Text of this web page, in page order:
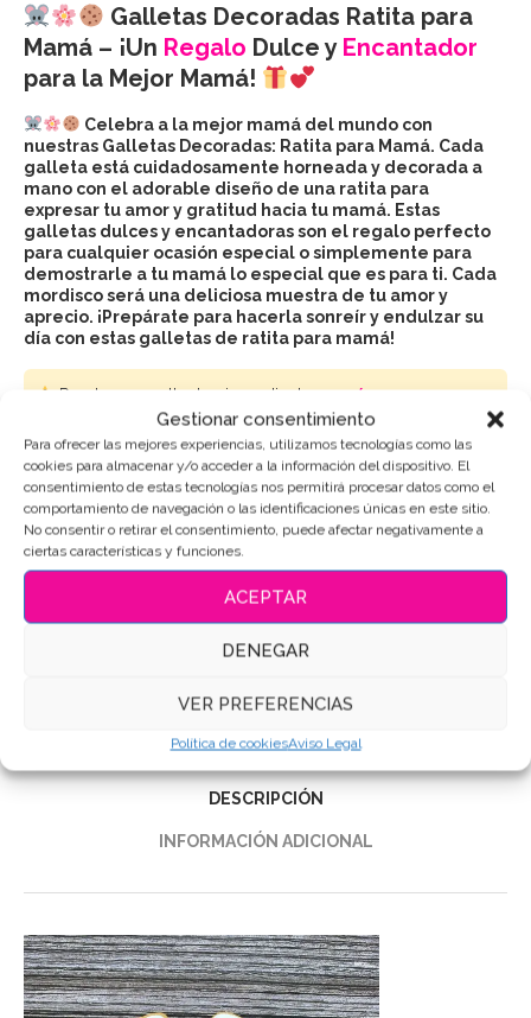
Gestionar consentimiento
Para ofrecer las mejores experiencias, utilizamos tecnologías como las
cookies para almacenar y/o acceder a la información del dispositivo. El
consentimiento de estas tecnologías nos permitirá procesar datos como el
comportamiento de navegación o las identificaciones únicas en este sitio.
No consentir o retirar el consentimiento, puede afectar negativamente a
ciertas características y funciones.
ACEPTAR
DENEGAR
VER PREFERENCIAS
Política de cookiesAviso Legal
Galletas Decoradas Ratita para
Mamá – ¡Un Regalo Dulce y Encantador
para la Mejor Mamá!
Celebra a la mejor mamá del mundo con
nuestras Galletas Decoradas: Ratita para Mamá. Cada
galleta está cuidadosamente horneada y decorada a
mano con el adorable diseño de una ratita para
expresar tu amor y gratitud hacia tu mamá. Estas
galletas dulces y encantadoras son el regalo perfecto
para cualquier ocasión especial o simplemente para
demostrarle a tu mamá lo especial que es para ti. Cada
mordisco será una deliciosa muestra de tu amor y
aprecio. ¡Prepárate para hacerla sonreír y endulzar su
día con estas galletas de ratita para mamá!
Puedes consultar los ingredientesaquí.
AÑADIR AL CARRITO
SKU:6164
Categoría:
Galletas de mantequilla, Galletas Decoradas
DESCRIPCIÓN
INFORMACIÓN ADICIONAL